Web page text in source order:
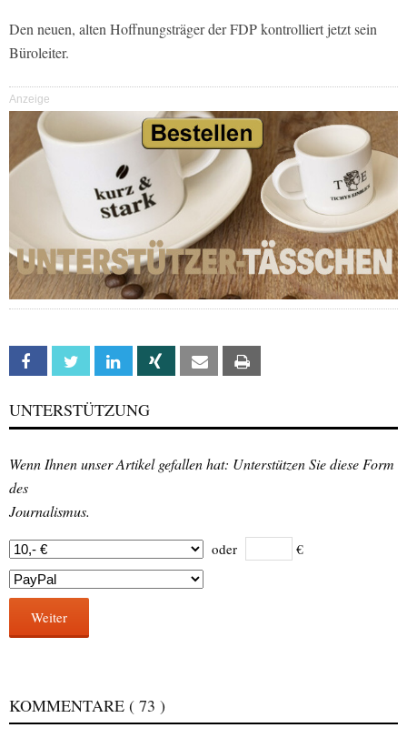
Den neuen, alten Hoffnungsträger der FDP kontrolliert jetzt sein
Büroleiter.
Anzeige
Facebook Twitter Linkedin Xing Email
UNTERSTÜTZUNG
Wenn Ihnen unser Artikel gefallen hat: Unterstützen Sie diese Form
des
Journalismus.
oder €
Weiter
KOMMENTARE ( 73 )